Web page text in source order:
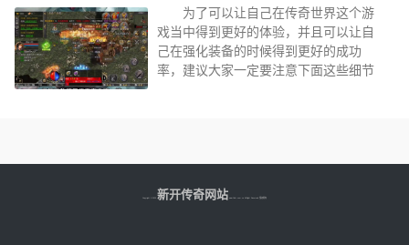
为了可以让自己在传奇世界这个游
戏当中得到更好的体验，并且可以让自
己在强化装备的时候得到更好的成功
率，建议大家一定要注意下面这些细节
更快。 如果想要能够在强化装备的
时候得到更好的帮助热血传奇1.80版
本...
新开传奇网站